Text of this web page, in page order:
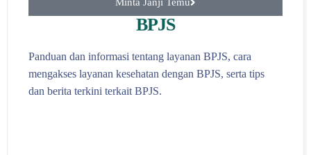
Minta Janji Temu
BPJS
Panduan dan informasi tentang layanan BPJS, cara
mengakses layanan kesehatan dengan BPJS, serta tips
dan berita terkini terkait BPJS.